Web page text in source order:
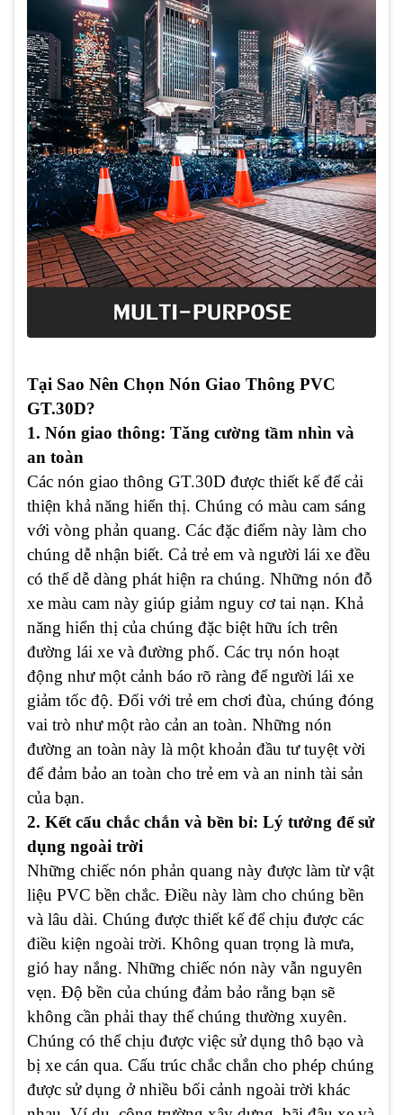
Tại Sao Nên Chọn Nón Giao Thông PVC
GT.30D?
1. Nón giao thông: Tăng cường tầm nhìn và
an toàn
Các nón giao thông GT.30D được thiết kế để cải
thiện khả năng hiển thị. Chúng có màu cam sáng
với vòng phản quang. Các đặc điểm này làm cho
chúng dễ nhận biết. Cả trẻ em và người lái xe đều
có thể dễ dàng phát hiện ra chúng. Những nón đỗ
xe màu cam này giúp giảm nguy cơ tai nạn. Khả
năng hiển thị của chúng đặc biệt hữu ích trên
đường lái xe và đường phố. Các trụ nón hoạt
động như một cảnh báo rõ ràng để người lái xe
giảm tốc độ. Đối với trẻ em chơi đùa, chúng đóng
vai trò như một rào cản an toàn. Những nón
đường an toàn này là một khoản đầu tư tuyệt vời
để đảm bảo an toàn cho trẻ em và an ninh tài sản
của bạn.
2. Kết cấu chắc chắn và bền bỉ: Lý tưởng để sử
dụng ngoài trời
Những chiếc nón phản quang này được làm từ vật
liệu PVC bền chắc. Điều này làm cho chúng bền
và lâu dài. Chúng được thiết kế để chịu được các
điều kiện ngoài trời. Không quan trọng là mưa,
gió hay nắng. Những chiếc nón này vẫn nguyên
vẹn. Độ bền của chúng đảm bảo rằng bạn sẽ
không cần phải thay thế chúng thường xuyên.
Chúng có thể chịu được việc sử dụng thô bạo và
bị xe cán qua. Cấu trúc chắc chắn cho phép chúng
được sử dụng ở nhiều bối cảnh ngoài trời khác